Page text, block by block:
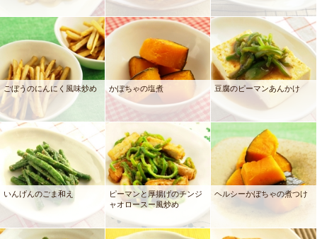
ごぼうのにんにく風味炒め かぼちゃの塩煮 豆腐のピーマンあんかけ
いんげんのごま和え
ピーマンと厚揚げのチンジ
ャオロースー風炒め
ヘルシーかぼちゃの煮つけ